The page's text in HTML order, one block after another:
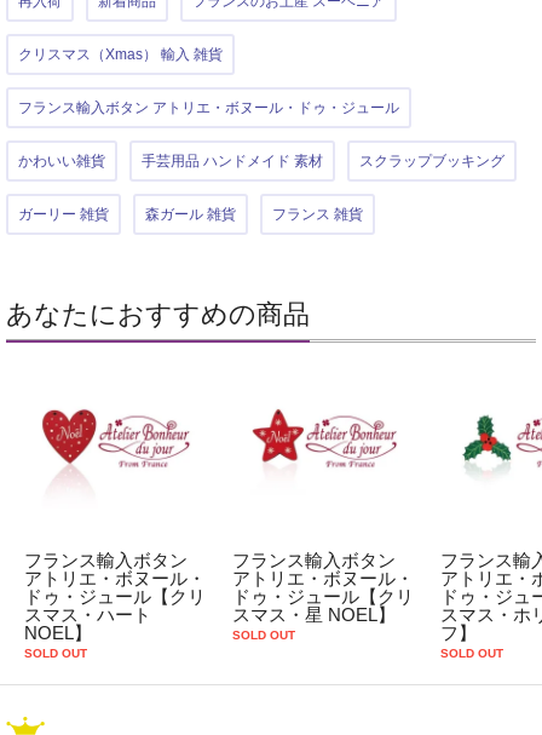
クリスマス（Xmas） 輸入 雑貨
フランス輸入ボタン アトリエ・ボヌール・ドゥ・ジュール
かわいい雑貨 手芸用品 ハンドメイド 素材 スクラップブッキング
ガーリー 雑貨 森ガール 雑貨 フランス 雑貨
あなたにおすすめの商品
フランス輸入ボタン
アトリエ・ボヌール・
ドゥ・ジュール【クリ
スマス・ハート
NOEL】
SOLD OUT
フランス輸入ボタン
アトリエ・ボヌール・
ドゥ・ジュール【クリ
スマス・星 NOEL】
SOLD OUT
フランス輸
アトリエ・
ドゥ・ジュ
スマス・ホ
フ】
SOLD OUT